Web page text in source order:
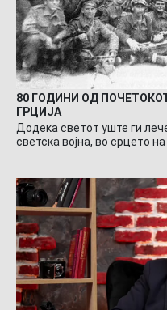
80 ГОДИНИ ОД
ГРЦИЈА
Додека светот уште ги
светска војна, во срцето на